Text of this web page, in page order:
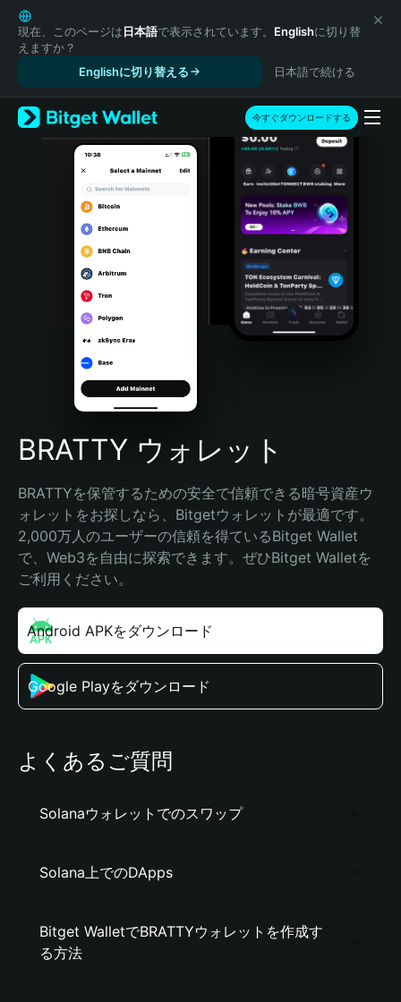
English
日本語
Tiếng Việt
Español (Latinoamérica)
Türkçe
Italiano
Português (Portugal)
Bahasa Indonesia
Português (Brasil)
Español (Argentina)
現在、このページは日本語で表示されています。 Englishに切り替
えますか？
Englishに切り替える
日本語で続ける
今すぐダウンロードする
BRATTY ウォレット
BRATTYを保管するための安全で信頼できる暗号資産ウ
ォレットをお探しなら、Bitgetウォレットが最適です。
2,000万人のユーザーの信頼を得ているBitget Wallet
で、Web3を自由に探索できます。ぜひBitget Walletを
ご利用ください。
Android APKをダウンロード
Google Playをダウンロード
よくあるご質問
Solanaウォレットでのスワップ
Solana上でのDApps
Bitget WalletでBRATTYウォレットを作成す
る方法